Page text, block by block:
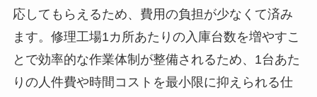
応してもらえるため、費用の負担が少なくて済み
ます。修理工場1カ所あたりの入庫台数を増やすこ
とで効率的な作業体制が整備されるため、1台あた
りの人件費や時間コストを最小限に抑えられる仕